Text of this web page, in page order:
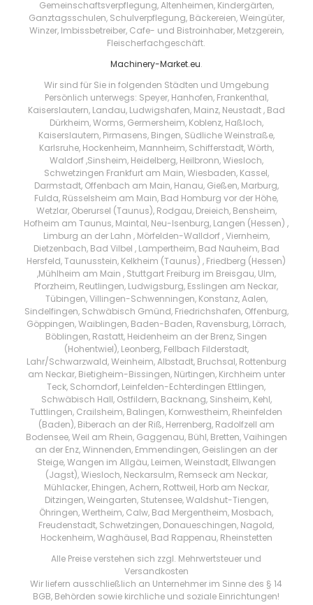
Gemeinschaftsverpflegung, Altenheimen, Kindergärten,
Ganztagsschulen, Schulverpflegung, Bäckereien, Weingüter,
Winzer, Imbissbetreiber, Cafe- und Bistroinhaber, Metzgerein,
Fleischerfachgeschäft.
Machinery-Market.eu.
Wir sind für Sie in folgenden Städten und Umgebung
Persönlich unterwegs: Speyer, Hanhofen, Frankenthal,
Kaiserslautern, Landau, Ludwigshafen, Mainz, Neustadt , Bad
Dürkheim, Worms, Germersheim, Koblenz, Haßloch,
Kaiserslautern, Pirmasens, Bingen, Südliche Weinstraße,
Karlsruhe, Hockenheim, Mannheim, Schifferstadt, Wörth,
Waldorf ,Sinsheim, Heidelberg, Heilbronn, Wiesloch,
Schwetzingen Frankfurt am Main, Wiesbaden, Kassel,
Darmstadt, Offenbach am Main, Hanau, Gießen, Marburg,
Fulda, Rüsselsheim am Main, Bad Homburg vor der Höhe,
Wetzlar, Oberursel (Taunus), Rodgau, Dreieich, Bensheim,
Hofheim am Taunus, Maintal, Neu-Isenburg, Langen (Hessen) ,
Limburg an der Lahn , Mörfelden-Walldorf , Viernheim,
Dietzenbach, Bad Vilbel , Lampertheim, Bad Nauheim, Bad
Hersfeld, Taunusstein, Kelkheim (Taunus) , Friedberg (Hessen)
,Mühlheim am Main , Stuttgart Freiburg im Breisgau, Ulm,
Pforzheim, Reutlingen, Ludwigsburg, Esslingen am Neckar,
Tübingen, Villingen-Schwenningen, Konstanz, Aalen,
Sindelfingen, Schwäbisch Gmünd, Friedrichshafen, Offenburg,
Göppingen, Waiblingen, Baden-Baden, Ravensburg, Lörrach,
Böblingen, Rastatt, Heidenheim an der Brenz, Singen
(Hohentwiel), Leonberg, Fellbach Filderstadt,
Lahr/Schwarzwald, Weinheim, Albstadt, Bruchsal, Rottenburg
am Neckar, Bietigheim-Bissingen, Nürtingen, Kirchheim unter
Teck, Schorndorf, Leinfelden-Echterdingen Ettlingen,
Schwäbisch Hall, Ostfildern, Backnang, Sinsheim, Kehl,
Tuttlingen, Crailsheim, Balingen, Kornwestheim, Rheinfelden
(Baden), Biberach an der Riß, Herrenberg, Radolfzell am
Bodensee, Weil am Rhein, Gaggenau, Bühl, Bretten, Vaihingen
an der Enz, Winnenden, Emmendingen, Geislingen an der
Steige, Wangen im Allgäu, Leimen, Weinstadt, Ellwangen
(Jagst), Wiesloch, Neckarsulm, Remseck am Neckar,
Mühlacker, Ehingen, Achern, Rottweil, Horb am Neckar,
Ditzingen, Weingarten, Stutensee, Waldshut-Tiengen,
Öhringen, Wertheim, Calw, Bad Mergentheim, Mosbach,
Freudenstadt, Schwetzingen, Donaueschingen, Nagold,
Hockenheim, Waghäusel, Bad Rappenau, Rheinstetten
Alle Preise verstehen sich zzgl. Mehrwertsteuer und
Versandkosten
Wir liefern ausschließlich an Unternehmer im Sinne des § 14
BGB, Behörden sowie kirchliche und soziale Einrichtungen!